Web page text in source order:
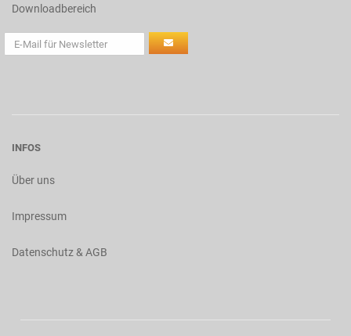
Downloadbereich
INFOS
Über uns
Impressum
Datenschutz & AGB